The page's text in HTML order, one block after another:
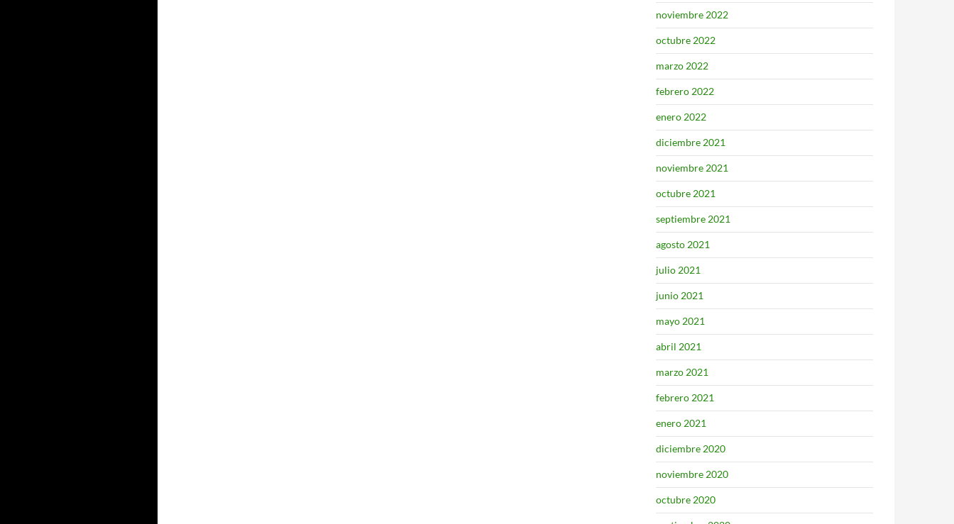
noviembre 2022
octubre 2022
marzo 2022
febrero 2022
enero 2022
diciembre 2021
noviembre 2021
octubre 2021
septiembre 2021
agosto 2021
julio 2021
junio 2021
mayo 2021
abril 2021
marzo 2021
febrero 2021
enero 2021
diciembre 2020
noviembre 2020
octubre 2020